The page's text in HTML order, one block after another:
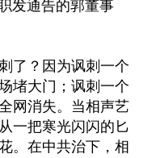
发通告的郭董事
了？因为讽刺一个
堵大门；讽刺一个
网消失。当相声艺
一把寒光闪闪的匕
。在中共治下，相